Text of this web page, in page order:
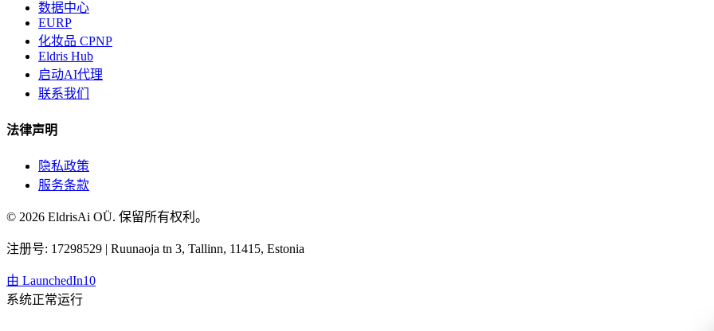
数据中心
EURP
化妆品 CPNP
Eldris Hub
启动AI代理
联系我们
法律声明
隐私政策
服务条款
© 2026 EldrisAi OÜ. 保留所有权利。
注册号: 17298529 | Ruunaoja tn 3, Tallinn, 11415, Estonia
由 LaunchedIn10
系统正常运行